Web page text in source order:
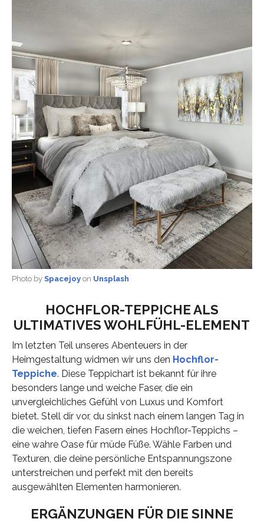
Photo by Spacejoyon Unsplash
HOCHFLOR-TEPPICHE ALS
ULTIMATIVES WOHLFÜHL-ELEMENT
Im letzten Teil unseres Abenteuers in der
Heimgestaltung widmen wir uns den Hochflor-
Teppiche. Diese Teppichart ist bekannt für ihre
besonders lange und weiche Faser, die ein
unvergleichliches Gefühl von Luxus und Komfort
bietet. Stell dir vor, du sinkst nach einem langen Tag in
die weichen, tiefen Fasern eines Hochflor-Teppichs –
eine wahre Oase für müde Füße. Wähle Farben und
Texturen, die deine persönliche Entspannungszone
unterstreichen und perfekt mit den bereits
ausgewählten Elementen harmonieren.
ERGÄNZUNGEN FÜR DIE SINNE